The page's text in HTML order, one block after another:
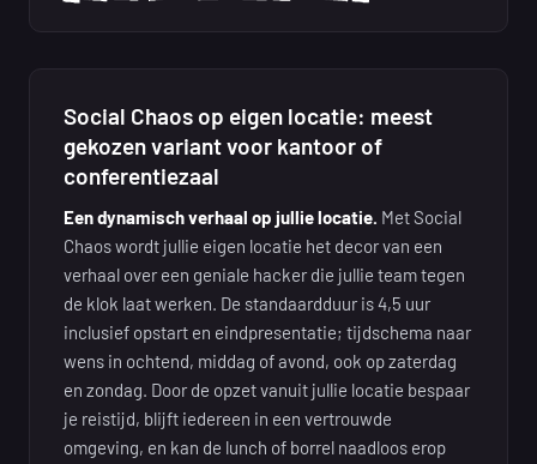
Social Chaos op eigen locatie: meest
gekozen variant voor kantoor of
conferentiezaal
Een dynamisch verhaal op jullie locatie. Met Social
Chaos wordt jullie eigen locatie het decor van een
verhaal over een geniale hacker die jullie team tegen
de klok laat werken. De standaardduur is 4,5 uur
inclusief opstart en eindpresentatie; tijdschema naar
wens in ochtend, middag of avond, ook op zaterdag
en zondag. Door de opzet vanuit jullie locatie bespaar
je reistijd, blijft iedereen in een vertrouwde
omgeving, en kan de lunch of borrel naadloos erop